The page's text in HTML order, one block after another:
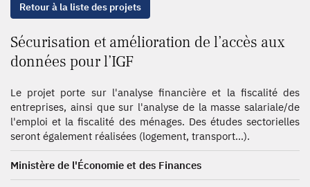
Retour à la liste des projets
Sécurisation et amélioration de l’accès aux
données pour l’IGF
Le projet porte sur l'analyse financière et la fiscalité des
entreprises, ainsi que sur l'analyse de la masse salariale/de
l'emploi et la fiscalité des ménages. Des études sectorielles
seront également réalisées (logement, transport...).
Ministère de l'Économie et des Finances